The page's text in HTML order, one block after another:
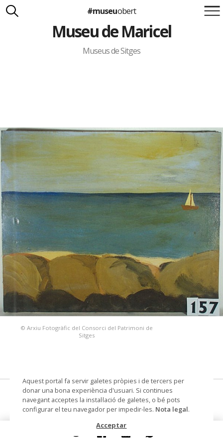
Suma't a la iniciativa
Carlota Royo
Francesca Barcellona
#museuobert
Museu de Maricel
Museus de Sitges
© Arxiu Fotogràfic del Consorci del Patrimoni de
Sitges
pintura sobre tela
Datació 1975
Aquest portal fa servir galetes pròpies i de tercers per
donar una bona experiència d'usuari. Si continues
navegant acceptes la instal·lació de galetes, o bé pots
configurar el teu navegador per impedir-les. Nota legal.
Acceptar